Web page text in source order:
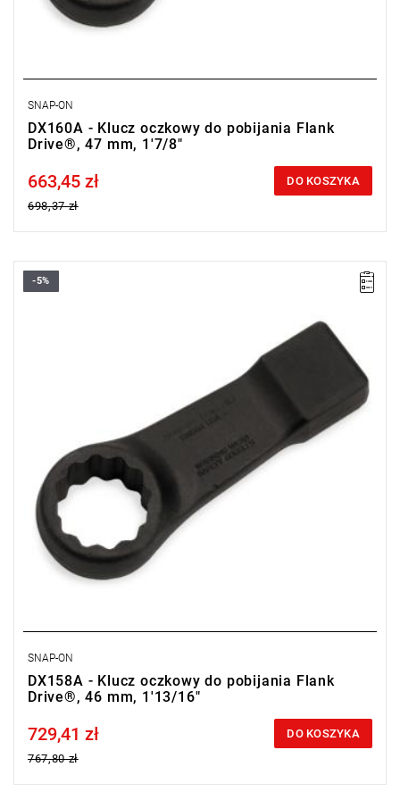
SNAP-ON
DX160A - Klucz oczkowy do pobijania Flank
Drive®, 47 mm, 1'7/8"
Price tax included
663,45 zł
698,37 zł
DO KOSZYKA
-5%
SNAP-ON
DX158A - Klucz oczkowy do pobijania Flank
Drive®, 46 mm, 1'13/16"
Price tax included
729,41 zł
767,80 zł
DO KOSZYKA